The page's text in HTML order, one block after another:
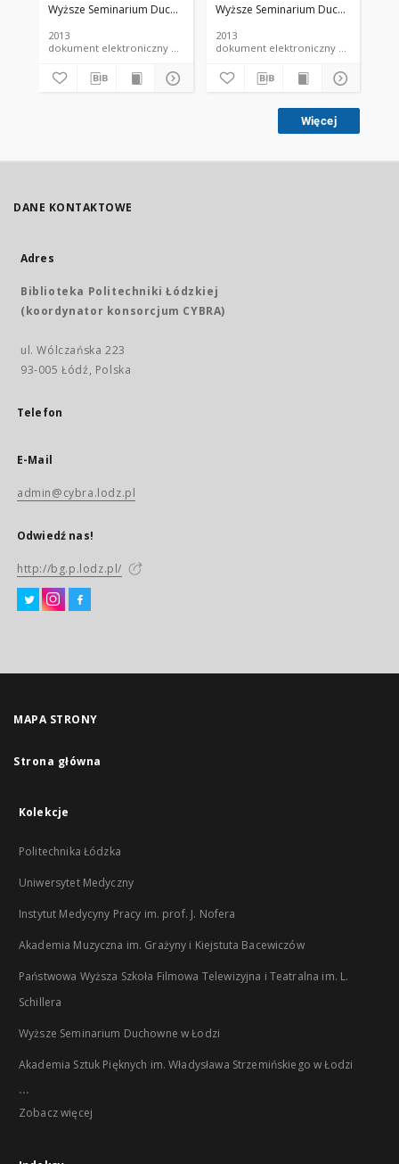
Wyższe Seminarium Duchowne w Łodzi
2013
dokument elektroniczny czasopismo
Wyższe Seminarium Duchowne w
2013
dokument elektroniczny czasopismo
Więcej
DANE KONTAKTOWE
Adres
Biblioteka Politechniki Łódzkiej
(koordynator konsorcjum CYBRA)
ul. Wólczańska 223
93-005 Łódź, Polska
Telefon
E-Mail
admin@cybra.lodz.pl
Odwiedź nas!
http://bg.p.lodz.pl/
MAPA STRONY
Strona główna
Kolekcje
Politechnika Łódzka
Uniwersytet Medyczny
Instytut Medycyny Pracy im. prof. J. Nofera
Akademia Muzyczna im. Grażyny i Kiejstuta Bacewiczów
Państwowa Wyższa Szkoła Filmowa Telewizyjna i Teatralna im. L.
Schillera
Wyższe Seminarium Duchowne w Łodzi
Akademia Sztuk Pięknych im. Władysława Strzemińskiego w Łodzi
...
Zobacz więcej